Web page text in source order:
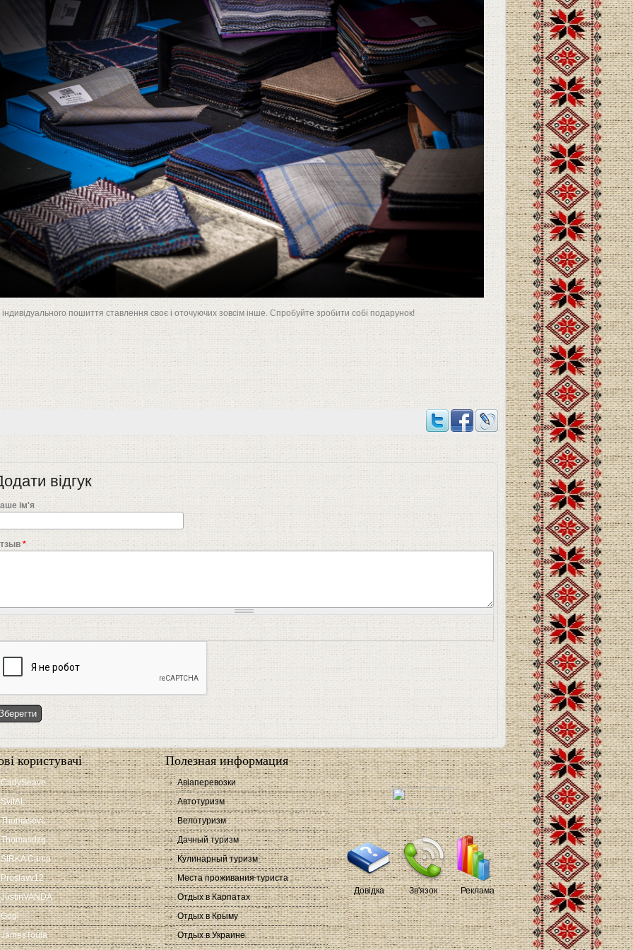
пошиття ставлення своє і оточуючих зовсім інше. Спробуйте зробити собі подарунок!
відгук
ім'я
*
користувачі
CadySeave
SvitAL
Thomasevc
Thomasdzq
SIRKA Camp
Proslavv12
JustinVANDA
Gogi
JamesToula
Полезная информация
Авіаперевозки
Автотуризм
Велотуризм
Дачный туризм
Кулинарный туризм
Места проживания туриста
Отдых в Карпатах
Отдых в Крыму
Отдых в Украине
Довідка Зв'язок Реклама